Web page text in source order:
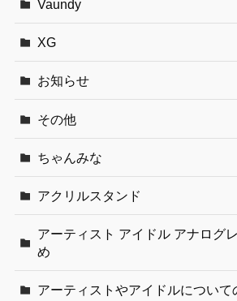
Vaundy
XG
お知らせ
その他
ちゃんみな
アクリルスタンド
アーティスト アイドル アナログ
め
アーティストやアイドルについて